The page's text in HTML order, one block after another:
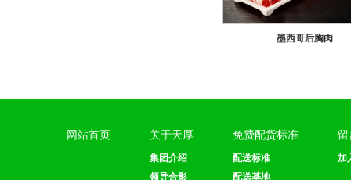
墨西哥后胸肉
网站首页 关于天厚
集团介绍
领导合影
免费配货标准
配送标准
配送基地
加